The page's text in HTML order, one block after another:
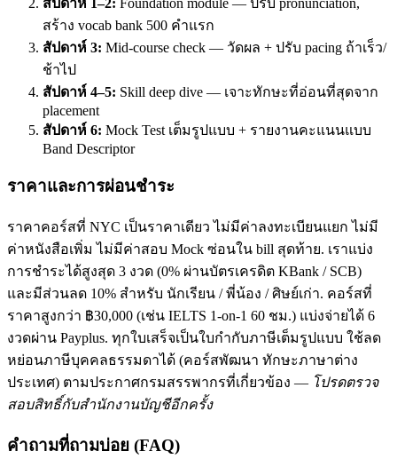
สร้าง vocab bank 500 คำแรก
สัปดาห์ 3: Mid-course check — วัดผล + ปรับ pacing ถ้าเร็ว/
ช้าไป
สัปดาห์ 4–5: Skill deep dive — เจาะทักษะที่อ่อนที่สุดจาก
placement
สัปดาห์ 6: Mock Test เต็มรูปแบบ + รายงานคะแนนแบบ
Band Descriptor
ราคาและการผ่อนชำระ
ราคาคอร์สที่ NYC เป็นราคาเดียว ไม่มีค่าลงทะเบียนแยก ไม่มี
ค่าหนังสือเพิ่ม ไม่มีค่าสอบ Mock ซ่อนใน bill สุดท้าย. เราแบ่ง
การชำระได้สูงสุด 3 งวด (0% ผ่านบัตรเครดิต KBank / SCB)
และมีส่วนลด 10% สำหรับ นักเรียน / พี่น้อง / ศิษย์เก่า. คอร์สที่
ราคาสูงกว่า ฿30,000 (เช่น IELTS 1-on-1 60 ชม.) แบ่งจ่ายได้ 6
งวดผ่าน Payplus. ทุกใบเสร็จเป็นใบกำกับภาษีเต็มรูปแบบ ใช้ลด
หย่อนภาษีบุคคลธรรมดาได้ (คอร์สพัฒนา ทักษะภาษาต่าง
ประเทศ) ตามประกาศกรมสรรพากรที่เกี่ยวข้อง — โปรดตรวจ
สอบสิทธิ์กับสำนักงานบัญชีอีกครั้ง
คำถามที่ถามบ่อย (FAQ)